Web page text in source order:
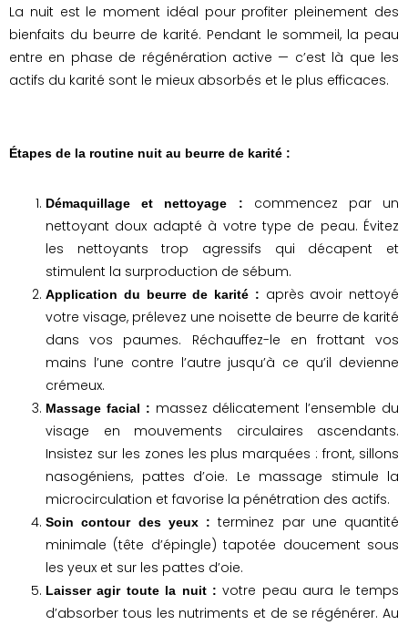
La nuit est le moment idéal pour profiter pleinement des
bienfaits du beurre de karité. Pendant le sommeil, la peau
entre en phase de régénération active — c’est là que les
actifs du karité sont le mieux absorbés et le plus efficaces.
Étapes de la routine nuit au beurre de karité :
Démaquillage et nettoyage :
commencez par un
nettoyant doux adapté à votre type de peau. Évitez
les nettoyants trop agressifs qui décapent et
stimulent la surproduction de sébum.
Application du beurre de karité : après avoir nettoyé
votre visage, prélevez une noisette de beurre de karité
dans vos paumes. Réchauffez-le en frottant vos
mains l’une contre l’autre jusqu’à ce qu’il devienne
crémeux.
Massage facial : massez délicatement l’ensemble du
visage en mouvements circulaires ascendants.
Insistez sur les zones les plus marquées : front, sillons
nasogéniens, pattes d’oie. Le massage stimule la
microcirculation et favorise la pénétration des actifs.
Soin contour des yeux : terminez par une quantité
minimale (tête d’épingle) tapotée doucement sous
les yeux et sur les pattes d’oie.
Laisser agir toute la nuit : votre peau aura le temps
d’absorber tous les nutriments et de se régénérer. Au